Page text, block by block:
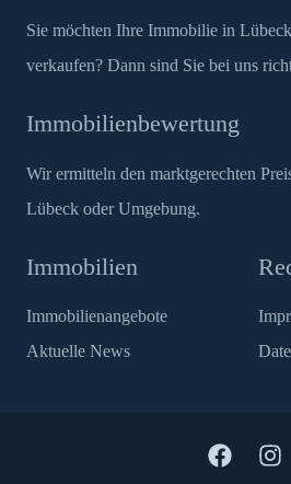
Sie möchten Ihre Immobilie in
verkaufen? Dann sind Sie bei uns
Immobilien
Immobilienangebote
Aktuelle News
Immobilienbewertung
Wir ermitteln den marktgerechten
Lübeck oder Umgebung.